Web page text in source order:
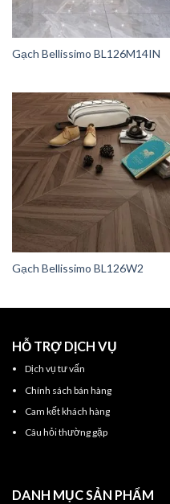
Gạch Bellissimo BL126M14IN
Gạch Bellissimo BL126W2
HỖ TRỢ DỊCH VỤ
Dịch vụ tư vấn
Chính sách bán hàng
Cam kết khách hàng
Câu hỏi thường gặp
DANH MỤC SẢN PHẨM